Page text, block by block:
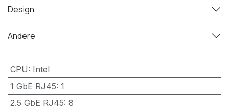
Design
Andere
CPU: Intel
1 GbE RJ45: 1
2.5 GbE RJ45: 8